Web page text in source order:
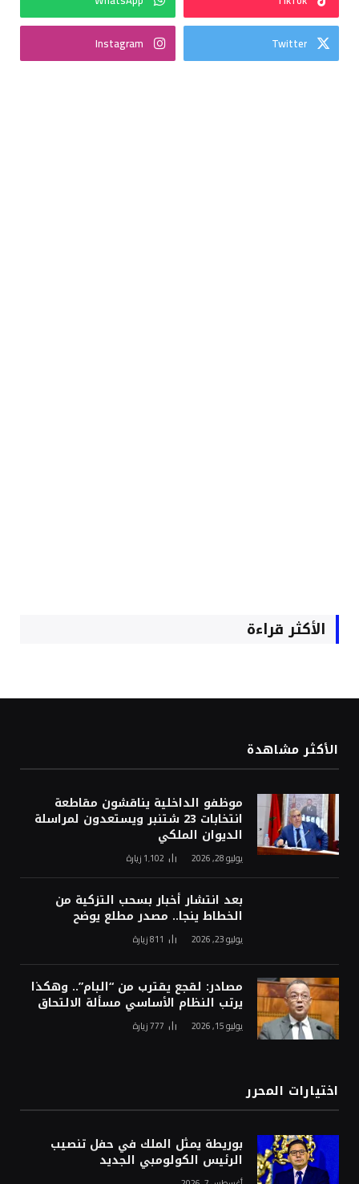
Twitter
Instagram
الأكثر قراءة
الأكثر مشاهدة
موظفو الداخلية يناقشون مقاطعة
انتخابات 23 شتنبر ويستعدون لمراسلة
الديوان الملكي
يوليو 28, 2026 1٬102 زيارة
بعد انتشار أخبار بسحب التزكية من
الخطاط ينجا.. مصدر مطلع يوضح
يوليو 23, 2026 811زيارة
مصادر: لقجع يقترب من “البام”.. وهكذا
يرتب النظام الأساسي مسألة الالتحاق
يوليو 15, 2026 777زيارة
اختيارات المحرر
بوريطة يمثل الملك في حفل تنصيب
الرئيس الكولومبي الجديد